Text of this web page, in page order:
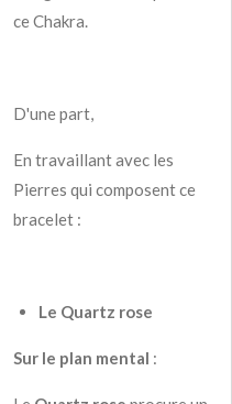
ce Chakra.
D'une part,
En travaillant avec les
Pierres qui composent ce
bracelet :
Le Quartz rose
Sur le plan mental :